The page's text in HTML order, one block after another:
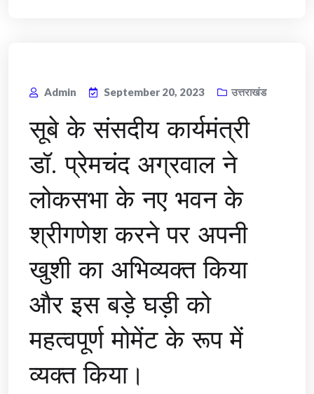
Admin September 20, 2023 उत्तराखंड
सूबे के संसदीय कार्यमंत्री
डॉ. प्रेमचंद अग्रवाल ने
लोकसभा के नए भवन के
श्रीगणेश करने पर अपनी
खुशी का अभिव्यक्त किया
और इस बड़े घड़ी को
महत्वपूर्ण मोमेंट के रूप में
व्यक्त किया।